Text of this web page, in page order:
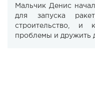
Мальчик Денис
для запуска
строительство, и
проблемы и дружить